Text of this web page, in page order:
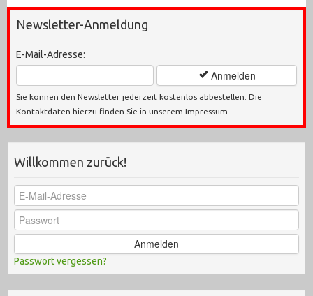
Newsletter-Anmeldung
E-Mail-Adresse:
Anmelden
Sie können den Newsletter jederzeit kostenlos abbestellen. Die
Kontaktdaten hierzu finden Sie in unserem Impressum.
Willkommen zurück!
Anmelden
Passwort vergessen?